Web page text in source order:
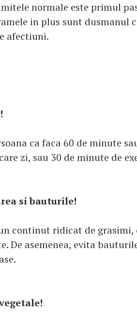
normale este primul
in plus sunt dusmanul
afectiuni.
ca faca 60 de minute
zi, sau 30 de minute de
si bauturile!
continut ridicat de
De asemenea, evita